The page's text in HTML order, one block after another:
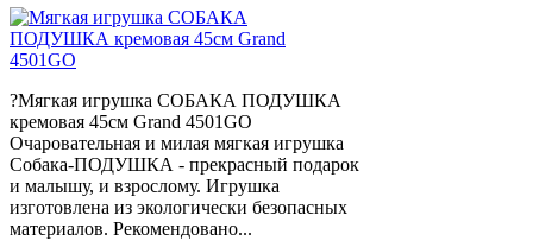
?Мягкая игрушка СОБАКА ПОДУШКА
кремовая 45см Grand 4501GO
Очаровательная и милая мягкая игрушка
Собака-ПОДУШКА - прекрасный подарок
и малышу, и взрослому. Игрушка
изготовлена из экологически безопасных
материалов. Рекомендовано...